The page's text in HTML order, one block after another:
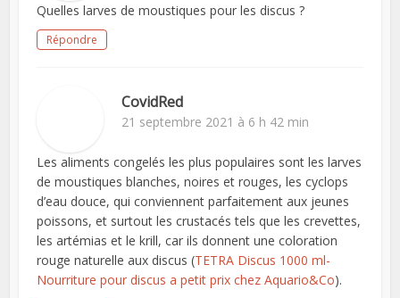
Quelles larves de moustiques pour les discus ?
Répondre
CovidRed
21 septembre 2021 à 6 h 42 min
Les aliments congelés les plus populaires sont les larves
de moustiques blanches, noires et rouges, les cyclops
d’eau douce, qui conviennent parfaitement aux jeunes
poissons, et surtout les crustacés tels que les crevettes,
les artémias et le krill, car ils donnent une coloration
rouge naturelle aux discus (TETRA Discus 1000 ml-
Nourriture pour discus a petit prix chez Aquario&Co).